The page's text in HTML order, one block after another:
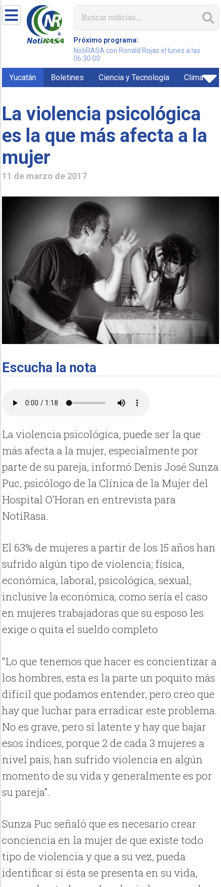
Próximo programa:
NotiRASA con Ronald Rojas el lunes a las
06:30:00
Yucatán Boletines Ciencia y Tecnología Clima
La violencia psicológica
es la que más afecta a la
mujer
11 de marzo de 2017
Escucha la nota
La violencia psicológica, puede ser la que
más afecta a la mujer, especialmente por
parte de su pareja, informó Denis José Sunza
Puc, psicólogo de la Clínica de la Mujer del
Hospital O’Horan en entrevista para
NotiRasa.
El 63% de mujeres a partir de los 15 años han
sufrido algún tipo de violencia; física,
económica, laboral, psicológica, sexual,
inclusive la económica, como sería el caso
en mujeres trabajadoras que su esposo les
exige o quita el sueldo completo
“Lo que tenemos que hacer es concientizar a
los hombres, esta es la parte un poquito más
difícil que podamos entender, pero creo que
hay que luchar para erradicar este problema.
No es grave, pero si latente y hay que bajar
esos índices, porque 2 de cada 3 mujeres a
nivel país, han sufrido violencia en algún
momento de su vida y generalmente es por
su pareja”.
Sunza Puc señaló que es necesario crear
conciencia en la mujer de que existe todo
tipo de violencia y que a su vez, pueda
identificar si ésta se presenta en su vida,